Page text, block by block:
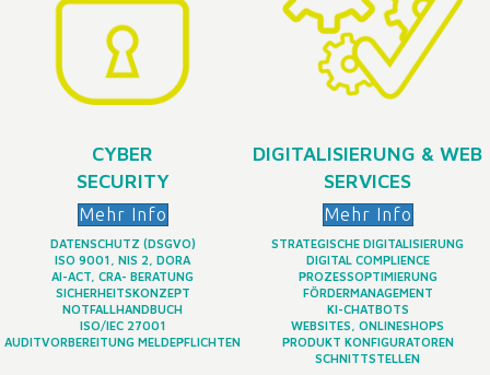
CYBER
SECURITY
Mehr Info
DATENSCHUTZ (DSGVO)
ISO 9001, NIS 2, DORA
AI-ACT, CRA- BERATUNG
SICHERHEITSKONZEPT
NOTFALLHANDBUCH
ISO/IEC 27001
AUDITVORBEREITUNG MELDEPFLICHTEN
DIGITALISIERUNG & WEB
SERVICES
Mehr Info
STRATEGISCHE DIGITALISIERUNG
DIGITAL COMPLIENCE
PROZESSOPTIMIERUNG
FÖRDERMANAGEMENT
KI-CHATBOTS
WEBSITES, ONLINESHOPS
PRODUKT KONFIGURATOREN
SCHNITTSTELLEN